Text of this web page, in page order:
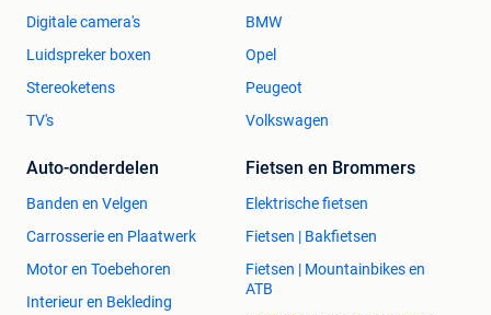
Digitale camera's
Luidspreker boxen
Stereoketens
TV's
BMW
Opel
Peugeot
Volkswagen
Auto-onderdelen
Banden en Velgen
Carrosserie en Plaatwerk
Motor en Toebehoren
Interieur en Bekleding
Fietsen en Brommers
Elektrische fietsen
Fietsen | Bakfietsen
Fietsen | Mountainbikes en
ATB